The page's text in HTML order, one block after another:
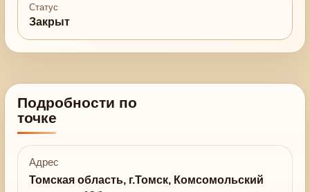
Статус
Закрыт
Подробности по
точке
Адрес
Томская область, г.Томск, Комсомольский